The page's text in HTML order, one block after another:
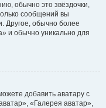
обычно это звёздочки,
сообщений вы
Другое, обычно более
и обычно уникально для
добавить аватару с
«Галерея аватар»,